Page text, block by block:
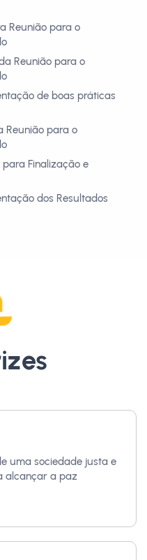
Reunião para o
Reunião para o
de boas práticas
Reunião para o
para Finalização e
dos Resultados
uma sociedade justa e
alcançar a paz